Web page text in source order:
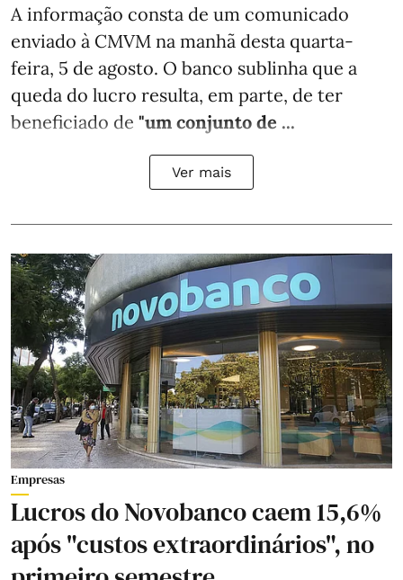
A informação consta de um comunicado
enviado à CMVM na manhã desta quarta-
feira, 5 de agosto. O banco sublinha que a
queda do lucro resulta, em parte, de ter
beneficiado de "um conjunto de ...
Ver mais
Empresas
Lucros do Novobanco caem 15,6%
após "custos extraordinários", no